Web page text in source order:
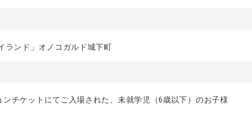
ランド」オノコガルド城下町
チケットにてご入場された、未就学児（6歳以下）のお子様